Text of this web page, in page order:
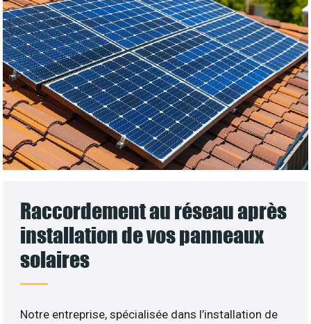
Raccordement au réseau après
installation de vos panneaux
solaires
Notre entreprise, spécialisée dans l’installation de